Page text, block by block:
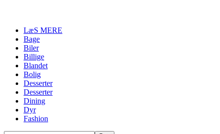
LæS MERE
Bage
Biler
Billige
Blandet
Bolig
Desserter
Desserter
Dining
Dyr
Fashion